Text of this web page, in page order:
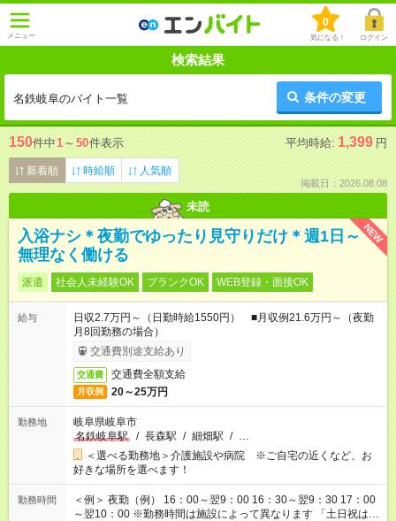
メニュー
0
気になる！ ログイン
検索結果
名鉄岐阜のバイト一覧 条件の変更
150件中1 ～ 50件表示 平均時給: 1,399 円
新着順 時給順 人気順
掲載日：2026.08.08
未読
NEW
入浴ナシ＊夜勤でゆったり見守りだけ＊週1日～
無理なく働ける
派遣 社会人未経験OK ブランクOK WEB登録・面接OK
給与
日収2.7万円～（日勤時給1550円） ■月収例21.6万円～（夜勤
月8回勤務の場合）
交通費別途支給あり
交通費 交通費全額支給
月収例 20～25万円
勤務地
岐阜県岐阜市
名鉄岐阜駅
/ 長森駅 / 細畑駅 / …
＜選べる勤務地＞介護施設や病院 ※ご自宅の近くなど、お
好きな場所を選べます！
勤務時間
＜例＞ 夜勤（例） 16：00～翌9：00 16：30～翌9：30 17：00
～翌10：00 ※勤務時間は施設によって異なります 「土日祝は休